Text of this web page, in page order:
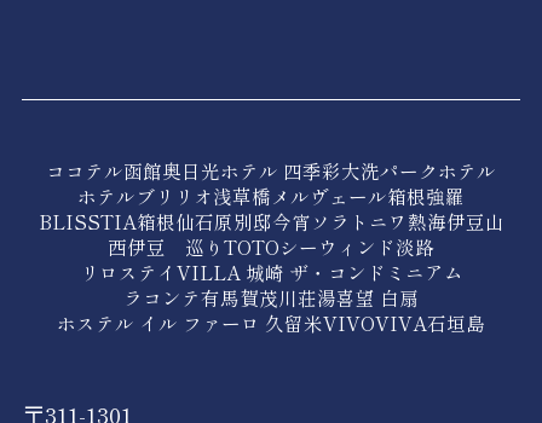
ココテル函館奥日光ホテル 四季彩大洗パークホテル
ホテルブリリオ浅草橋メルヴェール箱根強羅
BLISSTIA箱根仙石原別邸今宵ソラトニワ熱海伊豆山
西伊豆 巡り TOTOシーウィンド淡路
リロステイVILLA 城崎 ザ・コンドミニアム
ラコンテ有馬賀茂川荘湯喜望 白扇
ホステル イル ファーロ 久留米VIVOVIVA石垣島
〒311-1301